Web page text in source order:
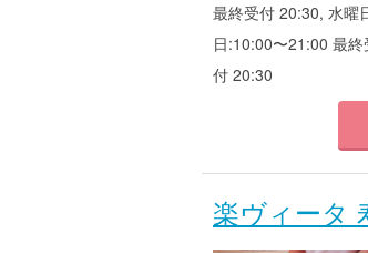
最終受付 20:30, 水曜
日:10:00〜21:00 最
付 20:30
楽ヴィータ